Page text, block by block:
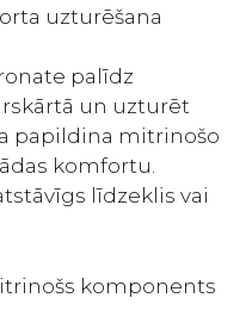
uzturēšana
palīdz
un uzturēt
papildina mitrinošo
komfortu.
līdzeklis vai
komponents